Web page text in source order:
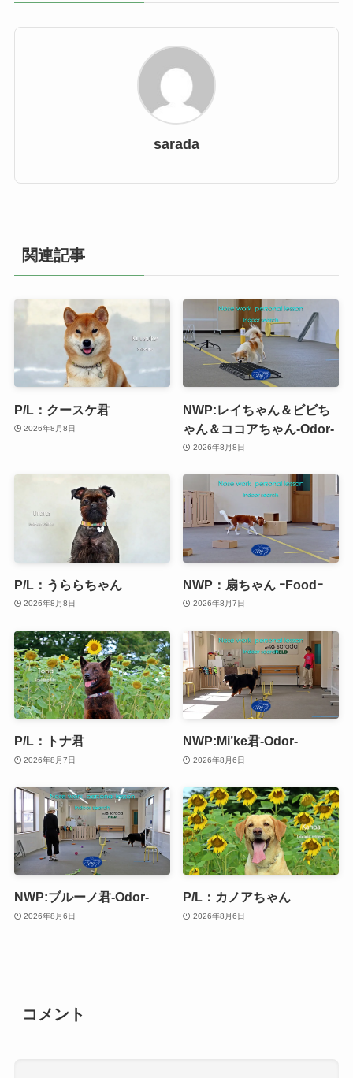
sarada
関連記事
P/L：クースケ君
2026年8月8日
NWP:レイちゃん＆ビビち
ゃん＆ココアちゃん-Odor-
2026年8月8日
P/L：うららちゃん
2026年8月8日
NWP：扇ちゃん ｰFoodｰ
2026年8月7日
P/L：トナ君
2026年8月7日
NWP:Mi’ke君-Odor-
2026年8月6日
NWP:ブルーノ君-Odor-
2026年8月6日
P/L：カノアちゃん
2026年8月6日
コメント